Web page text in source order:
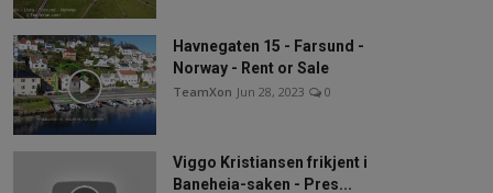
Havnegaten 15 - Farsund -
Norway - Rent or Sale
TeamXon Jun 28, 2023 0
Viggo Kristiansen frikjent i
Baneheia-saken - Pres...